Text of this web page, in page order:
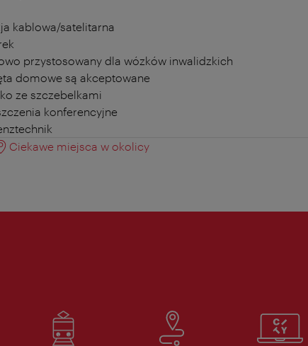
kablowa/satelitarna
przystosowany dla wózków inwalidzkich
domowe są akceptowane
ze szczebelkami
konferencyjne
Ciekawe miejsca w okolicy